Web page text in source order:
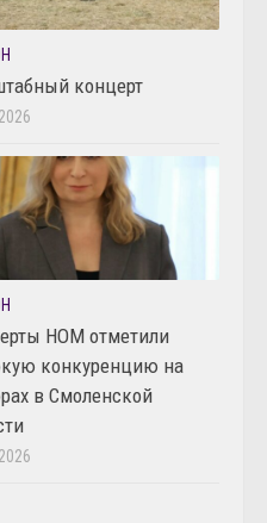
концерт
НОМ отметили
конкуренцию на
в Смоленской